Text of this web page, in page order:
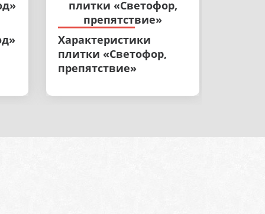
Характеристики
плитки «Светофор,
препятствие»